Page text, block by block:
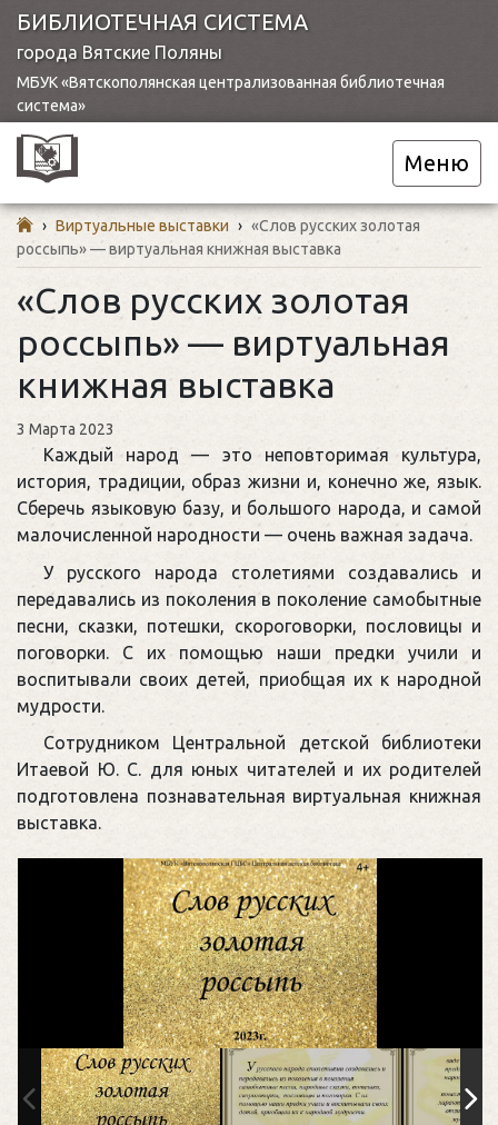
БИБЛИОТЕЧНАЯ СИСТЕМА
города Вятские Поляны
МБУК «Вятскополянская централизованная библиотечная
система»
Меню
› Виртуальные выставки › «Слов русских золотая
россыпь» — виртуальная книжная выставка
«Слов русских золотая
россыпь» — виртуальная
книжная выставка
3 Марта 2023
Каждый народ — это неповторимая культура,
история, традиции, образ жизни и, конечно же, язык.
Сберечь языковую базу, и большого народа, и самой
малочисленной народности — очень важная задача.
У русского народа столетиями создавались и
передавались из поколения в поколение самобытные
песни, сказки, потешки, скороговорки, пословицы и
поговорки. С их помощью наши предки учили и
воспитывали своих детей, приобщая их к народной
мудрости.
Сотрудником Центральной детской библиотеки
Итаевой Ю. С. для юных читателей и их родителей
подготовлена познавательная виртуальная книжная
выставка.